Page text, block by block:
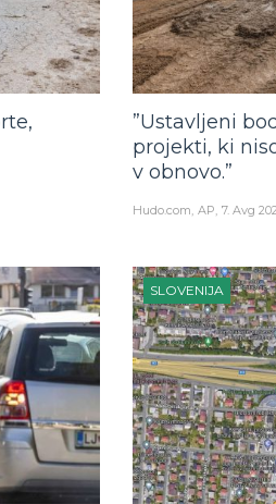
”Ustavljeni
projekti, ki
v obnovo.”
Hudo.com AP 7. Avg
SLOVENIJA